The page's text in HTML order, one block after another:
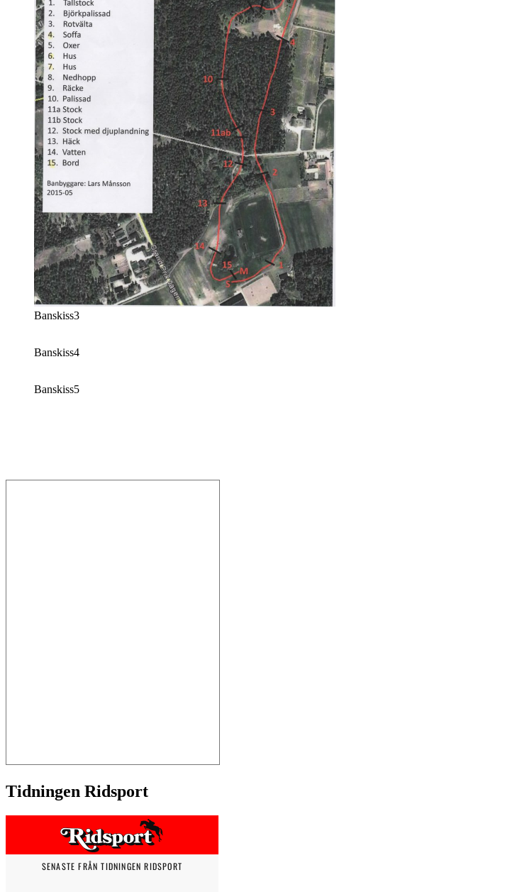
Banskiss3
Banskiss4
Banskiss5
Tidningen Ridsport